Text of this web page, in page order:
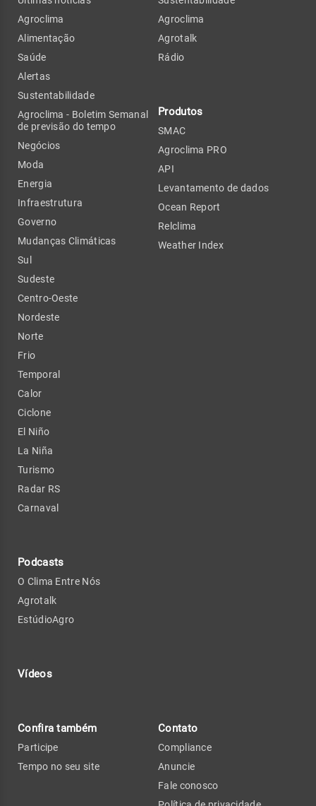
Agroclima
Alimentação
Saúde
Alertas
Sustentabilidade
Agroclima - Boletim Semanal
de previsão do tempo
Negócios
Moda
Energia
Infraestrutura
Governo
Mudanças Climáticas
Sul
Sudeste
Centro-Oeste
Nordeste
Norte
Frio
Temporal
Calor
Ciclone
El Niño
La Niña
Turismo
Radar RS
Carnaval
Podcasts
O Clima Entre Nós
Agrotalk
EstúdioAgro
Vídeos
Agroclima
Agrotalk
Rádio
Produtos
SMAC
Agroclima PRO
API
Levantamento de dados
Ocean Report
Relclima
Weather Index
Confira também
Participe
Tempo no seu site
Contato
Compliance
Anuncie
Fale conosco